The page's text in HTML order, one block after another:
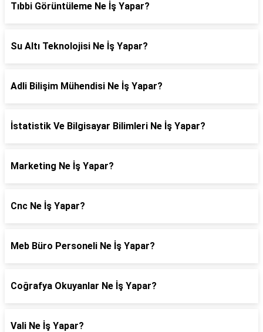
Tıbbi Görüntüleme Ne İş Yapar?
Su Altı Teknolojisi Ne İş Yapar?
Adli Bilişim Mühendisi Ne İş Yapar?
İstatistik Ve Bilgisayar Bilimleri Ne İş Yapar?
Marketing Ne İş Yapar?
Cnc Ne İş Yapar?
Meb Büro Personeli Ne İş Yapar?
Coğrafya Okuyanlar Ne İş Yapar?
Vali Ne İş Yapar?